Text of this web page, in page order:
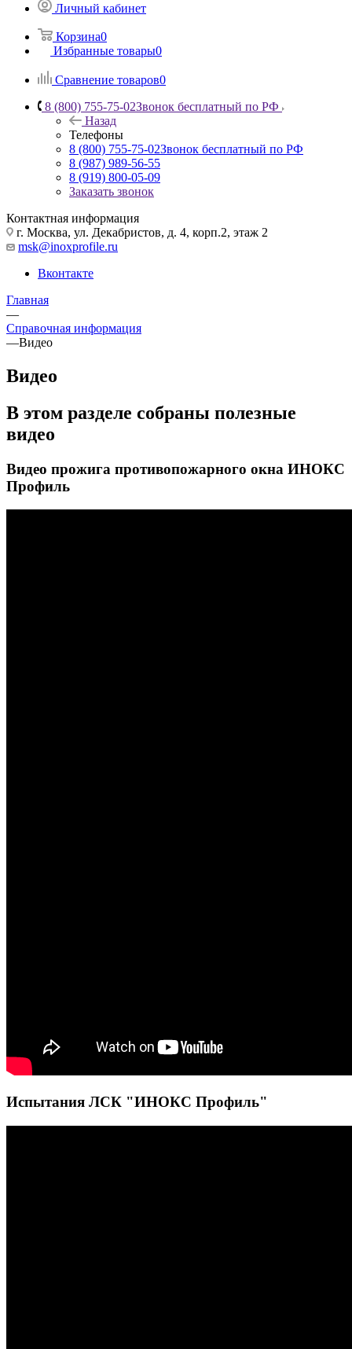
Личный кабинет
Корзина0
Избранные товары0
Сравнение товаров0
8 (800) 755-75-02Звонок бесплатный по РФ
Назад
Телефоны
8 (800) 755-75-02Звонок бесплатный по РФ
8 (987) 989-56-55
8 (919) 800-05-09
Заказать звонок
Контактная информация
г. Москва, ул. Декабристов, д. 4, корп.2, этаж 2
msk@inoxprofile.ru
Вконтакте
Главная
—
Справочная информация
—Видео
Видео
В этом разделе собраны полезные
видео
Видео прожига противопожарного окна ИНОКС
Профиль
Испытания ЛСК "ИНОКС Профиль"